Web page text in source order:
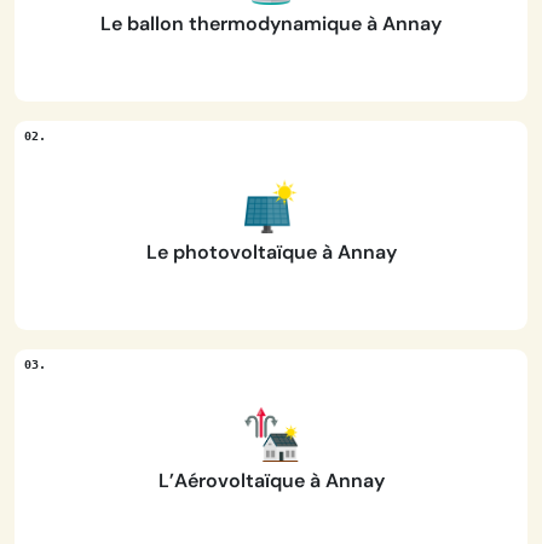
Le ballon thermodynamique à Annay
Le photovoltaïque à Annay
L’Aérovoltaïque à Annay